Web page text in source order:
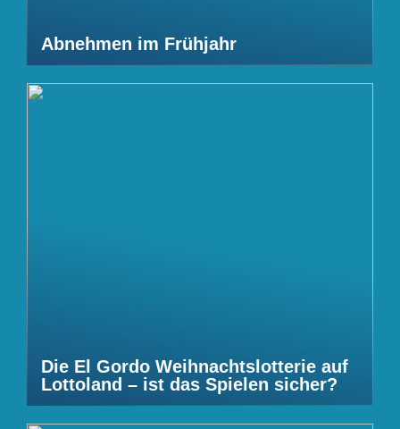
Abnehmen im Frühjahr
Die El Gordo Weihnachtslotterie auf
Lottoland – ist das Spielen sicher?